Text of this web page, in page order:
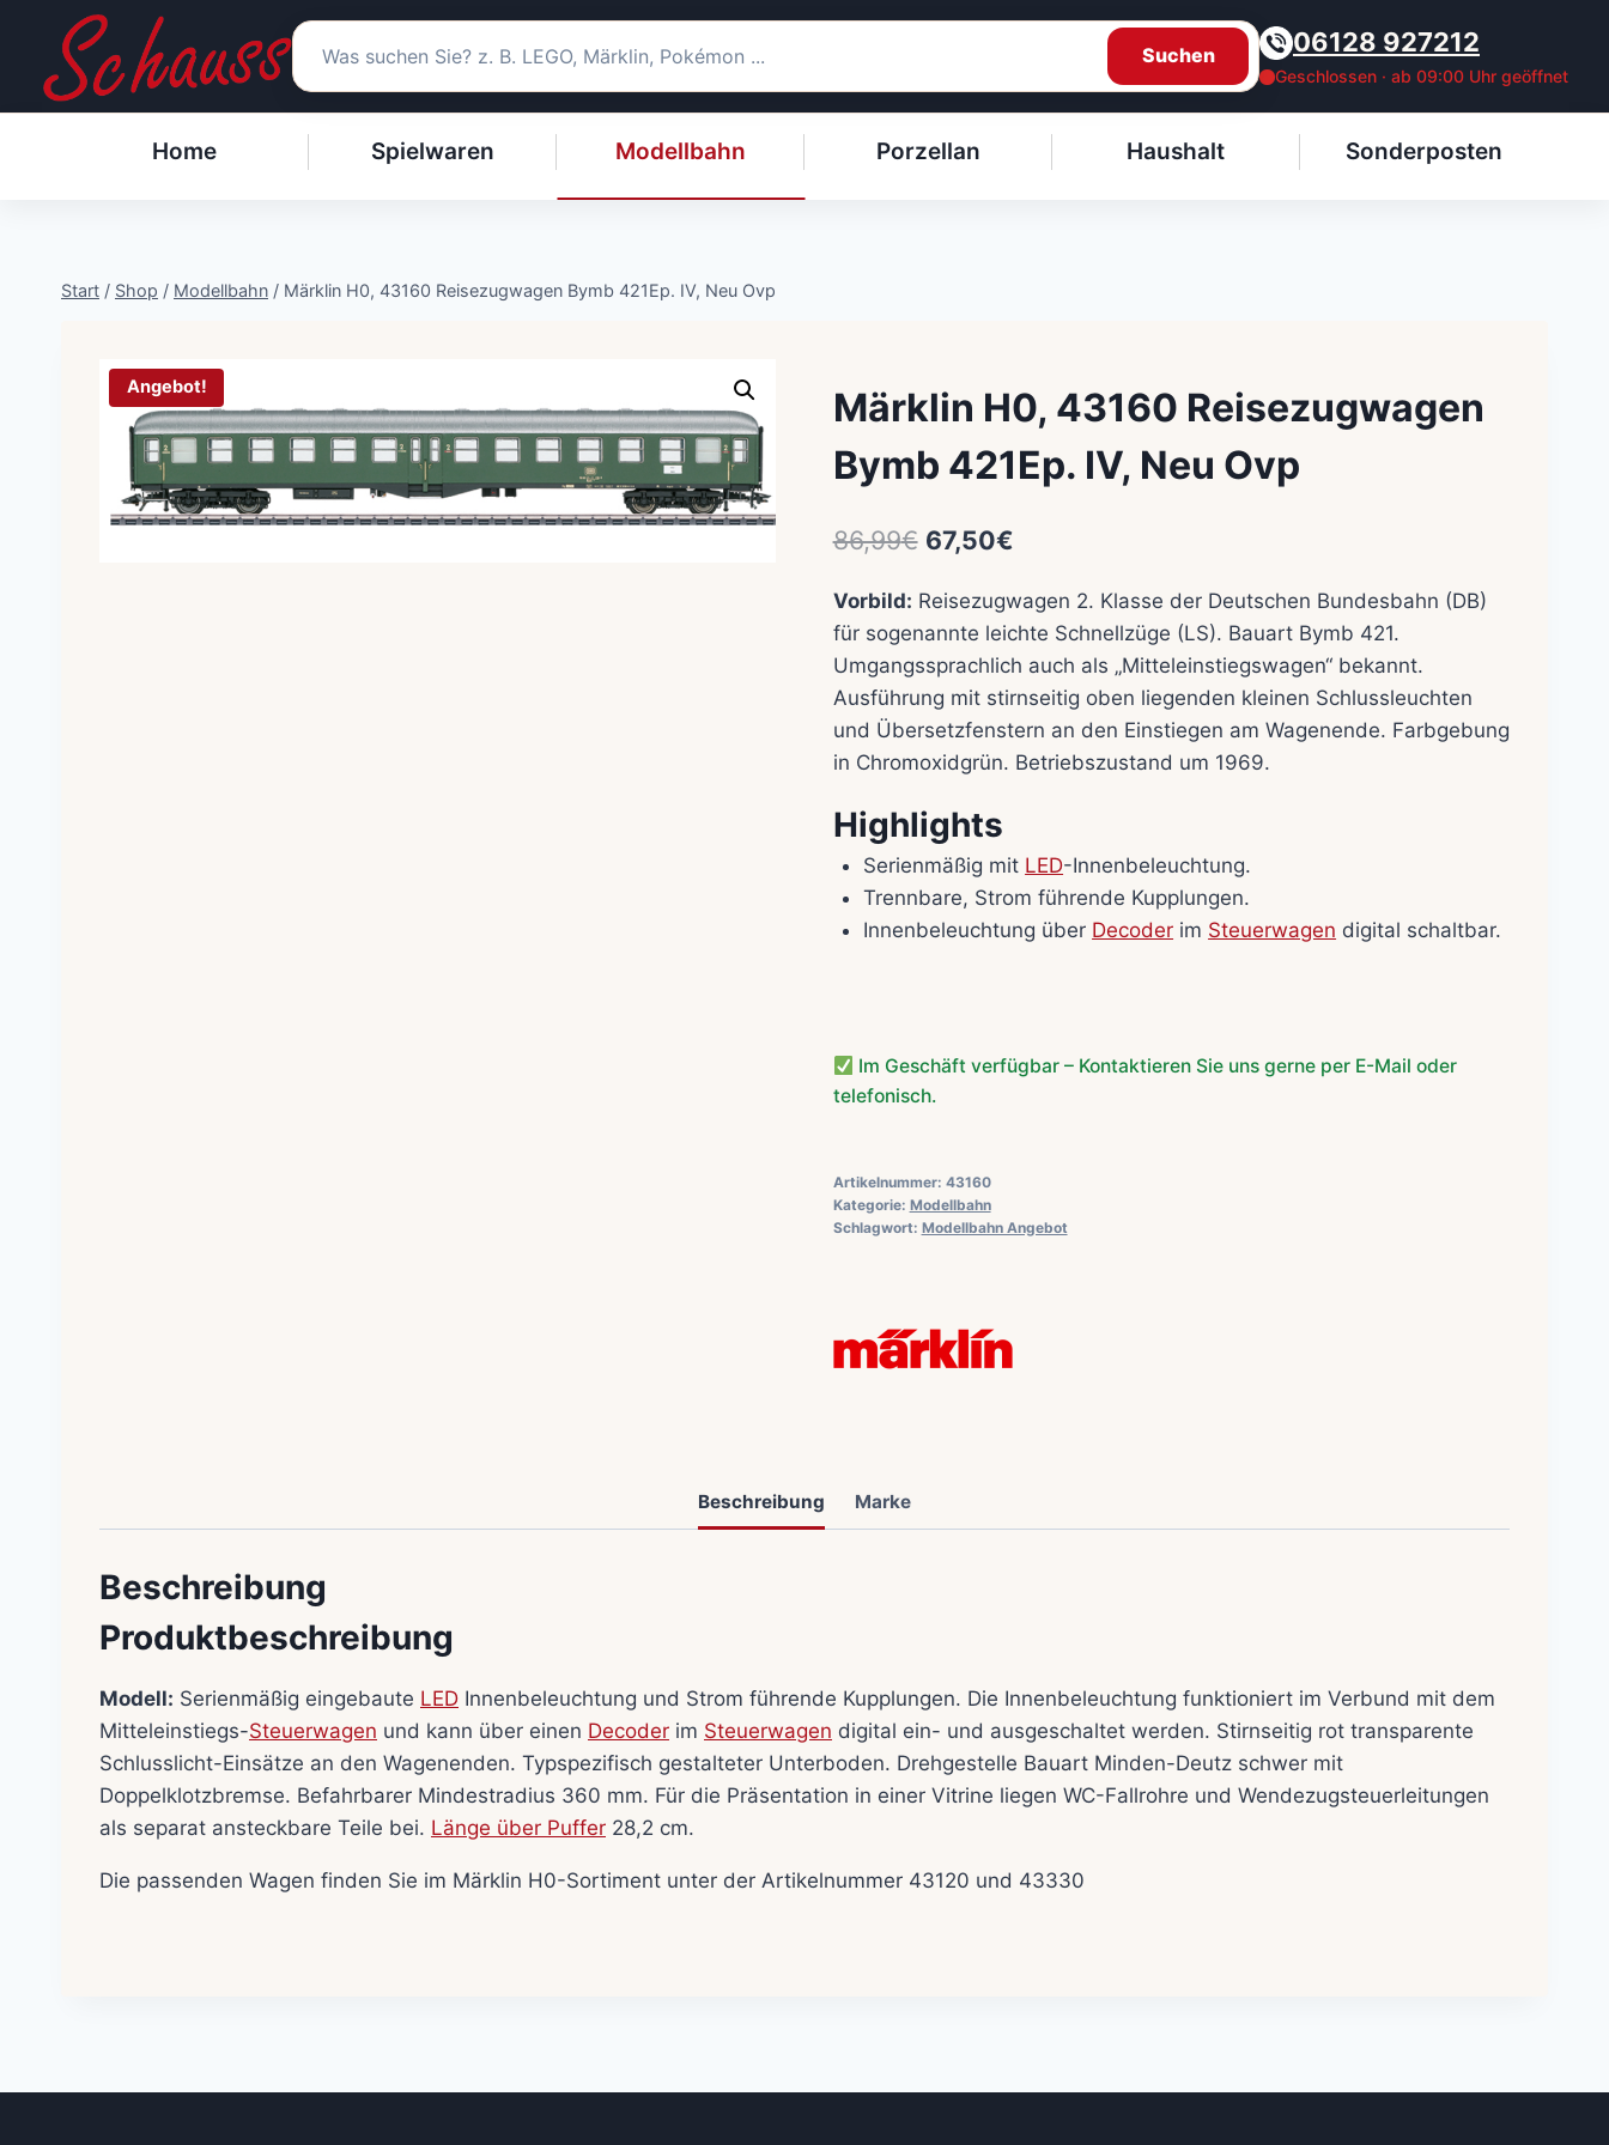
springen
Suchen 06128 927212
Geschlossen · ab 09:00 Uhr geöffnet
Home Spielwaren Modellbahn Porzellan Haushalt Sonderposten
Start / Shop / Modellbahn / Märklin H0, 43160 Reisezugwagen Bymb 421Ep. IV, Neu Ovp
Angebot!
Märklin H0, 43160 Reisezugwagen
Bymb 421Ep. IV, Neu Ovp
86,99€ Ursprünglicher
war:
86,99€
67,50€Aktueller
ist:
67,50€.
Vorbild: Reisezugwagen 2. Klasse der Deutschen Bundesbahn (DB)
für sogenannte leichte Schnellzüge (LS). Bauart Bymb 421.
Umgangssprachlich auch als „Mitteleinstiegswagen“ bekannt.
Ausführung mit stirnseitig oben liegenden kleinen Schlussleuchten
und Übersetzfenstern an den Einstiegen am Wagenende. Farbgebung
in Chromoxidgrün. Betriebszustand um 1969.
Highlights
Serienmäßig mit LED-Innenbeleuchtung.
Trennbare, Strom führende Kupplungen.
Innenbeleuchtung über Decoder im Steuerwagen digital schaltbar.
Im Geschäft verfügbar – Kontaktieren Sie uns gerne per E-Mail oder
telefonisch.
Artikelnummer: 43160
Kategorie: Modellbahn
Schlagwort: Modellbahn Angebot
Beschreibung Marke
Beschreibung
Produktbeschreibung
Modell: Serienmäßig eingebaute LED Innenbeleuchtung und Strom führende Kupplungen. Die Innenbeleuchtung funktioniert im Verbund mit dem
Mitteleinstiegs-Steuerwagen und kann über einen Decoder im Steuerwagen digital ein- und ausgeschaltet werden. Stirnseitig rot transparente
Schlusslicht-Einsätze an den Wagenenden. Typspezifisch gestalteter Unterboden. Drehgestelle Bauart Minden-Deutz schwer mit
Doppelklotzbremse. Befahrbarer Mindestradius 360 mm. Für die Präsentation in einer Vitrine liegen WC-Fallrohre und Wendezugsteuerleitungen
als separat ansteckbare Teile bei. Länge über Puffer 28,2 cm.
Die passenden Wagen finden Sie im Märklin H0-Sortiment unter der Artikelnummer 43120 und 43330